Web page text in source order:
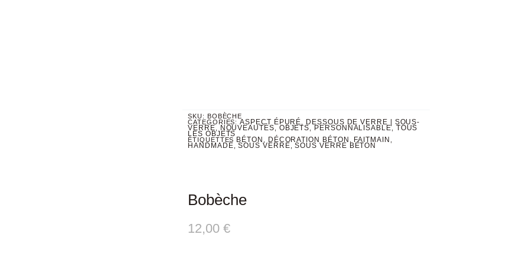
SKU: BOBÈCHE
CATEGORIES: ASPECT ÉPURÉ DESSOUS DE VERRE | SOUS-
VERRE NOUVEAUTÉS OBJETS PERSONNALISABLE, TOUS
LES OBJETS
ÉTIQUETTES BÉTON DÉCORATION BÉTON FAITMAIN
HANDMADE ,SOUS VERRE ,SOUS VERRE BÉTON
Bobèche
12,00€